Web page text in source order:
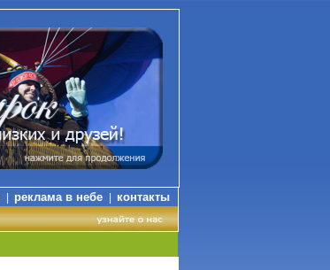
реклама в небе контакты